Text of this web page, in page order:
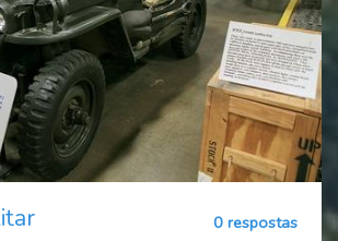
0 respostas